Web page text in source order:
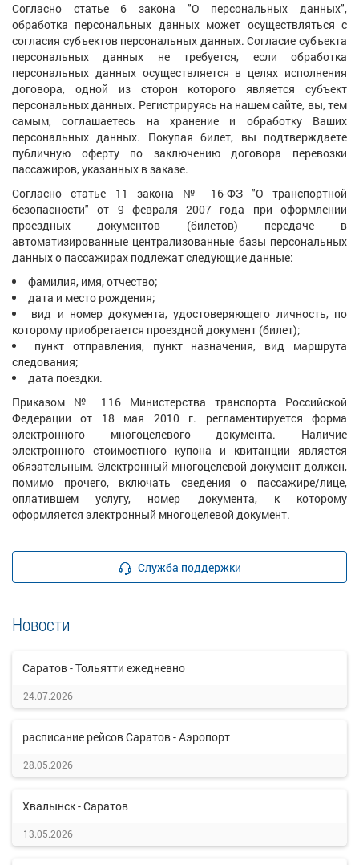
Согласно статье 6 закона "О персональных данных",
обработка персональных данных может осуществляться с
согласия субъектов персональных данных. Согласие субъекта
персональных данных не требуется, если обработка
персональных данных осуществляется в целях исполнения
договора, одной из сторон которого является субъект
персональных данных. Регистрируясь на нашем сайте, вы, тем
самым, соглашаетесь на хранение и обработку Ваших
персональных данных. Покупая билет, вы подтверждаете
публичную оферту по заключению договора перевозки
пассажиров, указанных в заказе.
Согласно статье 11 закона № 16-ФЗ "О транспортной
безопасности" от 9 февраля 2007 года при оформлении
проездных документов (билетов) передаче в
автоматизированные централизованные базы персональных
данных о пассажирах подлежат следующие данные:
фамилия, имя, отчество;
дата и место рождения;
вид и номер документа, удостоверяющего личность, по
которому приобретается проездной документ (билет);
пункт отправления, пункт назначения, вид маршрута
следования;
дата поездки.
Приказом № 116 Министерства транспорта Российской
Федерации от 18 мая 2010 г. регламентируется форма
электронного многоцелевого документа. Наличие
электронного стоимостного купона и квитанции является
обязательным. Электронный многоцелевой документ должен,
помимо прочего, включать сведения о пассажире/лице,
оплатившем услугу, номер документа, к которому
оформляется электронный многоцелевой документ.
Служба поддержки
Новости
Саратов - Тольятти ежедневно
24.07.2026
расписание рейсов Саратов - Аэропорт
28.05.2026
Хвалынск - Саратов
13.05.2026